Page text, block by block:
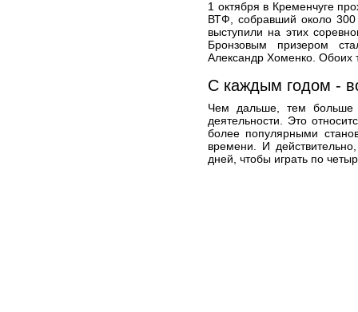
1 октября в Кременчуге
ВТФ, собравший около 300
выступили на этих
Бронзовым призером
Александр Хоменко. Обоих
С каждым годом -
Чем дальше, тем больше
деятельности. Это
более популярными
времени. И
дней, чтобы играть по